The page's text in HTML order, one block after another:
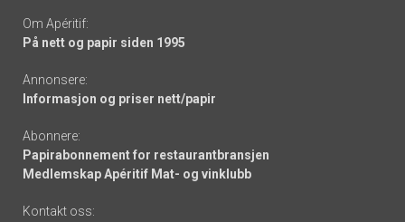
Om Apéritif:
På nett og papir siden 1995
Annonsere:
Informasjon og priser nett/papir
Abonnere:
Papirabonnement for restaurantbransjen
Medlemskap Apéritif Mat- og vinklubb
Kontakt oss: